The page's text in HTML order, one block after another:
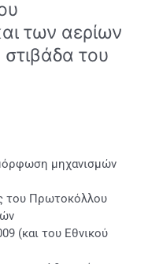
των αερίων
του
μηχανισμών
του Πρωτοκόλλου
(και του Εθνικού